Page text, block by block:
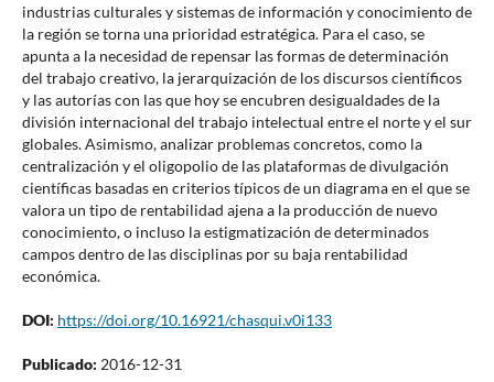
industrias culturales y sistemas de información y conocimiento de
la región se torna una prioridad estratégica. Para el caso, se
apunta a la necesidad de repensar las formas de determinación
del trabajo creativo, la jerarquización de los discursos científicos
y las autorías con las que hoy se encubren desigualdades de la
división internacional del trabajo intelectual entre el norte y el sur
globales. Asimismo, analizar problemas concretos, como la
centralización y el oligopolio de las plataformas de divulgación
científicas basadas en criterios típicos de un diagrama en el que se
valora un tipo de rentabilidad ajena a la producción de nuevo
conocimiento, o incluso la estigmatización de determinados
campos dentro de las disciplinas por su baja rentabilidad
económica.
DOI: https://doi.org/10.16921/chasqui.v0i133
Publicado: 2016-12-31